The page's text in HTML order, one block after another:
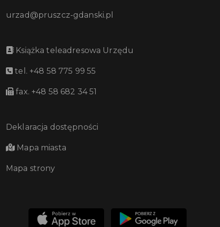
urzad@pruszcz-gdanski.pl
Książka teleadresowa Urzędu
tel. +48 58 775 99 55
fax. +48 58 682 34 51
Deklaracja dostępności
Mapa miasta
Mapa strony